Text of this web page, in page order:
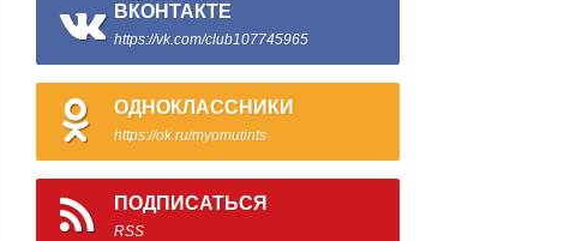
ВКОНТАКТЕ
https://vk.com/club107745965
ОДНОКЛАССНИКИ
https://ok.ru/myomutints
ПОДПИСАТЬСЯ
RSS